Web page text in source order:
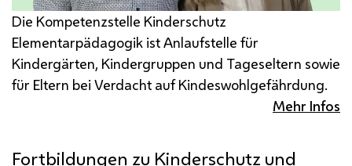
Die Kompetenzstelle Kinderschutz
Elementarpädagogik ist Anlaufstelle für
Kindergärten, Kindergruppen und Tageseltern sowie
für Eltern bei Verdacht auf Kindeswohlgefährdung.
Mehr Infos
Fortbildungen zu Kinderschutz und